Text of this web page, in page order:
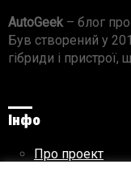
AutoGeek – блог про
Був створений у
гібриди і
Інфо
Про проект